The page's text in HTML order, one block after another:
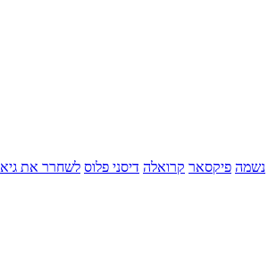
נשמה פיקסאר קרואלה דיסני פלוס לשחרר את גיא